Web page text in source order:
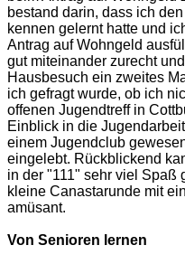
bestand darin, dass ich
kennen gelernt hatte und
Antrag auf Wohngeld
gut miteinander zurecht
Hausbesuch ein zweites
ich gefragt wurde, ob ich
offenen Jugendtreff in
Einblick in die
einem Jugendclub
eingelebt. Rückblickend
in der "111" sehr viel Spaß
kleine Canastarunde mit
amüsant.
Von Senioren lernen